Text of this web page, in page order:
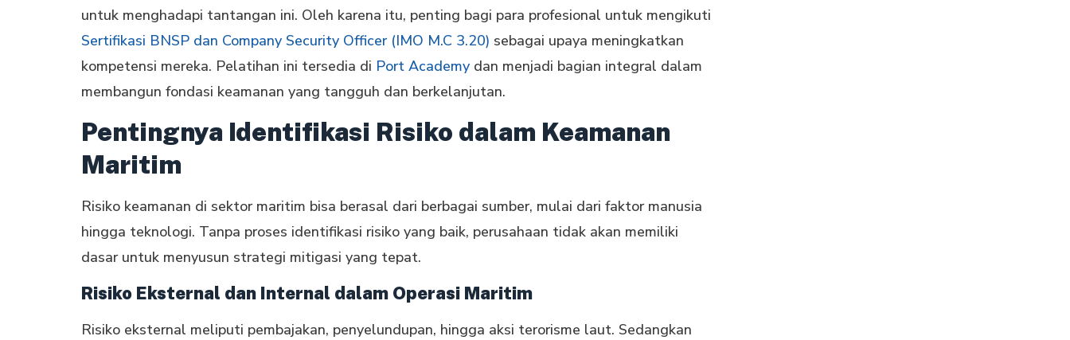
untuk menghadapi tantangan ini. Oleh karena itu, penting bagi para profesional untuk mengikuti
Sertifikasi BNSP dan Company Security Officer (IMO M.C 3.20) sebagai upaya meningkatkan
kompetensi mereka. Pelatihan ini tersedia di Port Academy dan menjadi bagian integral dalam
membangun fondasi keamanan yang tangguh dan berkelanjutan.
Pentingnya Identifikasi Risiko dalam Keamanan
Maritim
Risiko keamanan di sektor maritim bisa berasal dari berbagai sumber, mulai dari faktor manusia
hingga teknologi. Tanpa proses identifikasi risiko yang baik, perusahaan tidak akan memiliki
dasar untuk menyusun strategi mitigasi yang tepat.
Risiko Eksternal dan Internal dalam Operasi Maritim
Risiko eksternal meliputi pembajakan, penyelundupan, hingga aksi terorisme laut. Sedangkan